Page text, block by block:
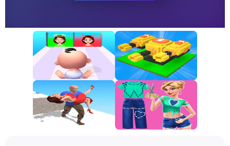
New
Games
All
Games
Classic
Sprunki